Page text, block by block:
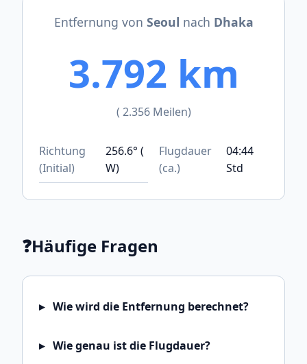
Entfernung von Seoul nach Dhaka
3.792 km
( 2.356 Meilen)
Richtung
(Initial)
256.6° (
W)
Flugdauer
(ca.)
04:44
Std
❓Häufige Fragen
Wie wird die Entfernung berechnet?
Wie genau ist die Flugdauer?